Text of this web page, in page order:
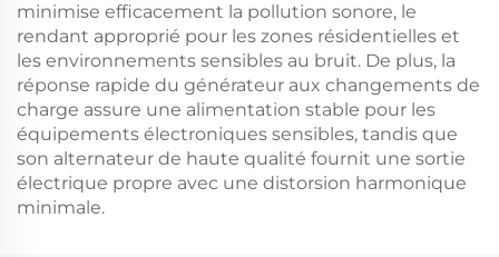
minimise efficacement la pollution sonore, le
rendant approprié pour les zones résidentielles et
les environnements sensibles au bruit. De plus, la
réponse rapide du générateur aux changements de
charge assure une alimentation stable pour les
équipements électroniques sensibles, tandis que
son alternateur de haute qualité fournit une sortie
électrique propre avec une distorsion harmonique
minimale.